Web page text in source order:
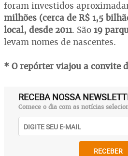
foram investidos
milhões (cerca de R$ 1,5
local, desde 2011. São 19
levam nomes de nascentes.
* O repórter viajou a convite
RECEBA NOSSA
Comece o dia com as notícias
RECEBER